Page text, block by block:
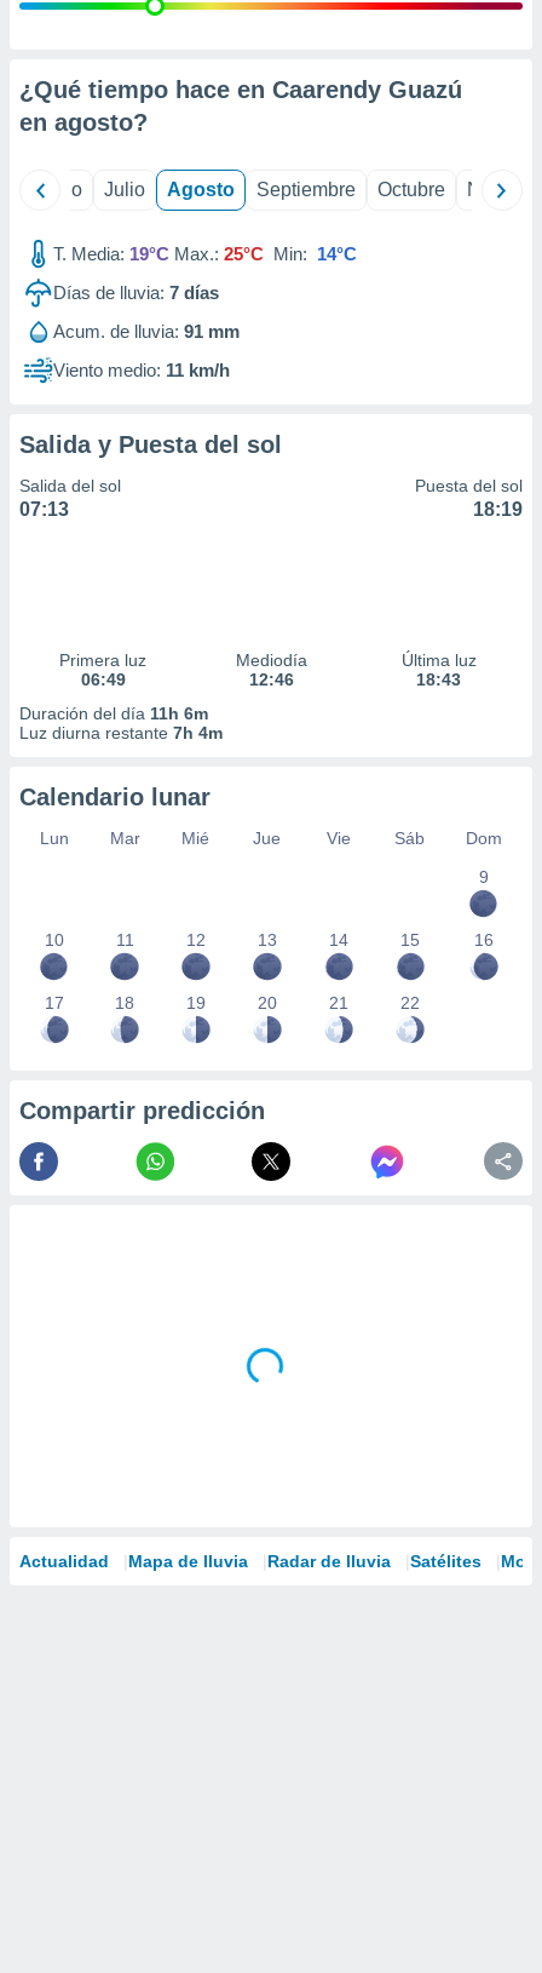
e
mediante
publicidad
de
1199
¿Qué tiempo hace en Caarendy Guazú
en agosto?
Junio Julio Agosto Septiembre Octubre
T. Media: 19°C Max.: 25°C Min: 14°C
Días de lluvia: 7 días
Acum. de lluvia: 91 mm
Viento medio: 11 km/h
Salida y Puesta del sol
Salida del sol
07:13
Puesta del sol
18:19
Primera luz
06:49
Mediodía
12:46
Última luz
18:43
Duración del día 11h 6m
Luz diurna restante 7h 4m
Calendario lunar
Lun Mar Mié Jue Vie Sáb
Dom
9
10 11 12 13 14 15 16
17 18 19 20 21 22
Compartir predicción
Actualidad Mapa de lluvia Radar de lluvia Satélites